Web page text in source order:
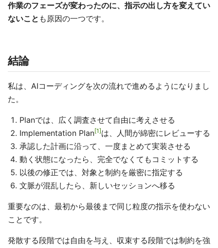
作業のフェーズが変わったのに、指示の出し方を変えてい
ないこと も原因の一つです。
結論
私は、AIコーディングを次の流れで進めるようになりまし
た。
Planでは、広く調査させて自由に考えさせる
Implementation Plan 1 は、人間が綿密にレビューする
承認した計画に沿って、一度まとめて実装させる
動く状態になったら、完全でなくてもコミットする
以後の修正では、対象と制約を厳密に指定する
文脈が混乱したら、新しいセッションへ移る
重要なのは、最初から最後まで同じ粒度の指示を使わない
ことです。
発散する段階では自由を与え、収束する段階では制約を強